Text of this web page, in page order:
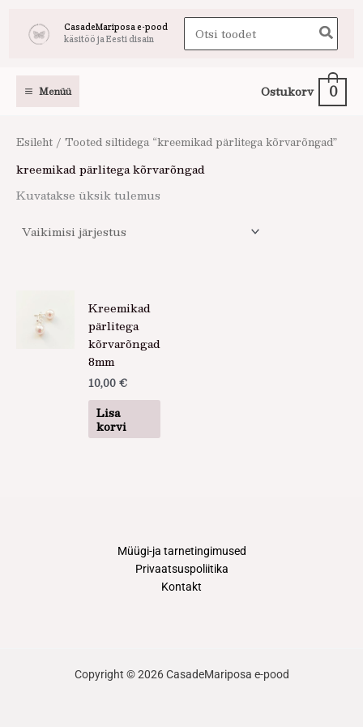
CasadeMariposa e-pood
käsitöö ja Eesti disain
Search
for:
Menüü Ostukorv 0
Esileht / Tooted siltidega “kreemikad pärlitega kõrvarõngad”
kreemikad pärlitega kõrvarõngad
Kuvatakse üksik tulemus
Kreemikad
pärlitega
kõrvarõngad
8mm
10,00 €
Lisa
korvi
Müügi-ja tarnetingimused
Privaatsuspoliitika
Kontakt
Copyright © 2026 CasadeMariposa e-pood